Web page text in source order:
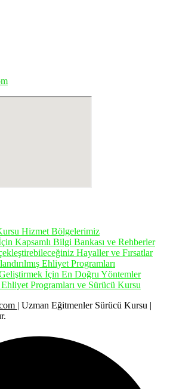
Hizmet Bölgelerimiz
Kapsamlı Bilgi Bankası ve Rehberler
Hayaller ve Fırsatlar
Ehliyet Programları
İçin En Doğru Yöntemler
Programları ve Sürücü Kursu
| Uzman Eğitmenler Sürücü Kursu |